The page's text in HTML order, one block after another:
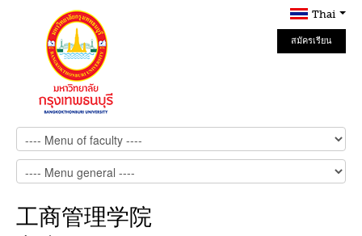
Thai
สมัครเรียน
Online
工商管理学院